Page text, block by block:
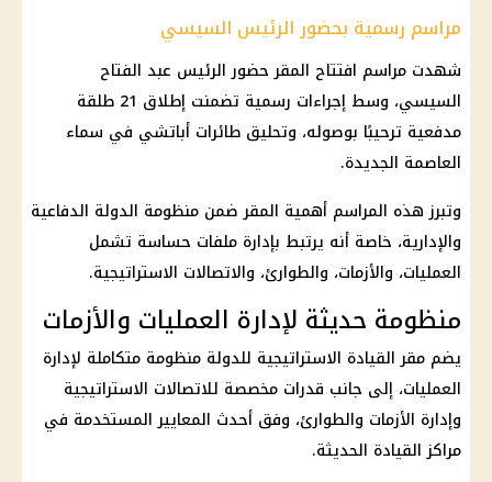
مراسم رسمية بحضور الرئيس السيسي
شهدت مراسم افتتاح المقر حضورالرئيس عبد الفتاح
السيسي
، وسط إجراءات رسمية تضمنت إطلاق 21 طلقة
مدفعية ترحيبًا بوصوله، وتحليق طائرات أباتشي في سماء
العاصمة الجديدة.
وتبرز هذه المراسم أهمية المقر ضمن منظومة الدولة الدفاعية
والإدارية، خاصة أنه يرتبط بإدارة ملفات حساسة تشمل
العمليات، والأزمات، والطوارئ، والاتصالات الاستراتيجية.
منظومة حديثة لإدارة العمليات والأزمات
يضم مقر القيادة الاستراتيجية للدولة منظومة متكاملة لإدارة
العمليات، إلى جانب قدرات مخصصة للاتصالات الاستراتيجية
وإدارة الأزمات والطوارئ، وفق أحدث المعايير المستخدمة في
مراكز القيادة الحديثة.